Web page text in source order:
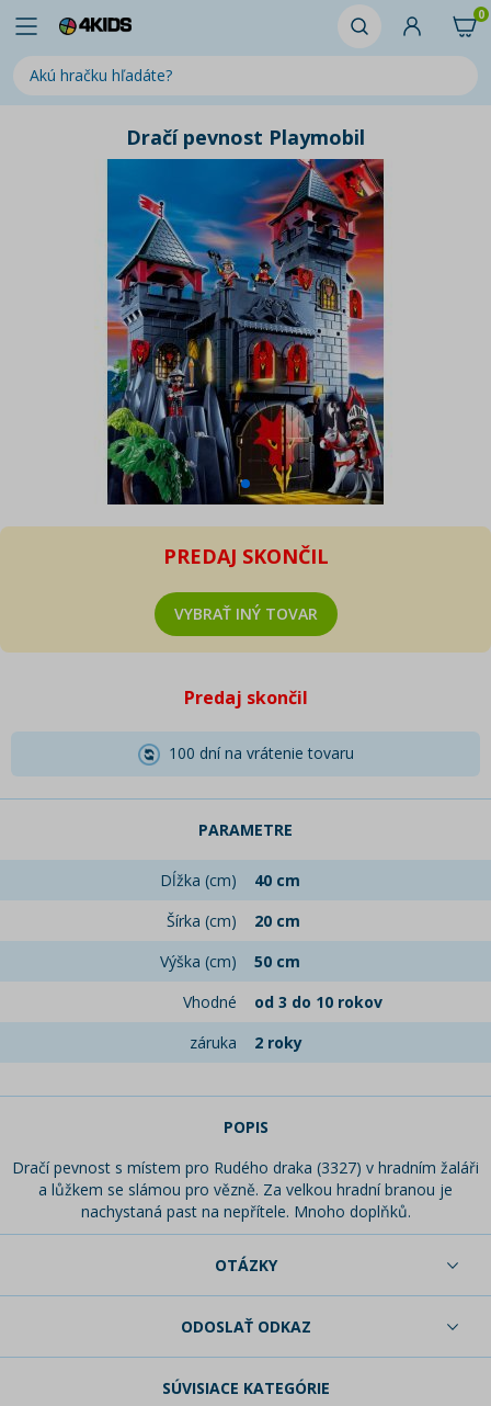
0
Dračí pevnost Playmobil
PREDAJ SKONČIL
VYBRAŤ INÝ TOVAR
Predaj skončil
100 dní na vrátenie tovaru
PARAMETRE
Dĺžka (cm)
40 cm
Šírka (cm)
20 cm
Výška (cm)
50 cm
Vhodné
od 3 do 10 rokov
záruka
2 roky
POPIS
Dračí pevnost s místem pro Rudého draka (3327) v hradním žaláři
a lůžkem se slámou pro vězně. Za velkou hradní branou je
nachystaná past na nepřítele. Mnoho doplňků.
OTÁZKY
ODOSLAŤ ODKAZ
SÚVISIACE KATEGÓRIE